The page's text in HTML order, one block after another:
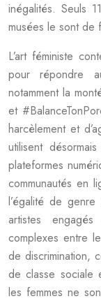
inégalités. Seuls
musées le sont de
L’art féministe
pour répondre
notamment la
et
harcèlement et
utilisent
plateformes
communautés en
l’égalité de
artistes
complexes entre
de discrimination,
de classe sociale
les femmes ne